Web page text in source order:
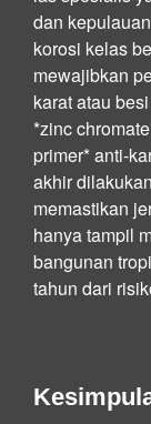
dan
korosi kelas
mewajibkan
karat atau
*zinc
primer* anti-
akhir
memastikan
hanya tampil
bangunan
tahun dari